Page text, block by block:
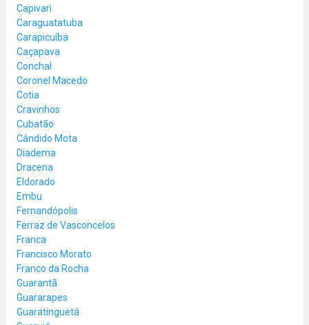
Capivari
Caraguatatuba
Carapicuíba
Caçapava
Conchal
Coronel Macedo
Cotia
Cravinhos
Cubatão
Cândido Mota
Diadema
Dracena
Eldorado
Embu
Fernandópolis
Ferraz de Vasconcelos
Franca
Francisco Morato
Franco da Rocha
Guarantã
Guararapes
Guaratinguetá